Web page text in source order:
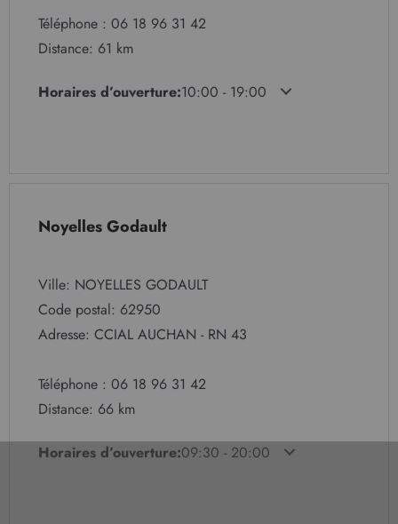
Téléphone : 06 18 96 31 42
Distance: 61 km
Horaires d’ouverture:10:00 - 19:00
Noyelles Godault
Ville: NOYELLES GODAULT
Code postal: 62950
Adresse: CCIAL AUCHAN - RN 43
Téléphone : 06 18 96 31 42
Distance: 66 km
Horaires d’ouverture:09:30 - 20:00